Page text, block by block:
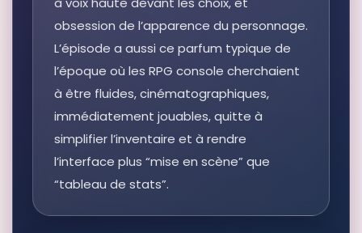
obsession de l’apparence du personnage.
L’épisode a aussi ce parfum typique de
l’époque où les RPG console cherchaient
à être fluides, cinématographiques,
immédiatement jouables, quitte à
simplifier l’inventaire et à rendre
l’interface plus “mise en scène” que
“tableau de stats”.